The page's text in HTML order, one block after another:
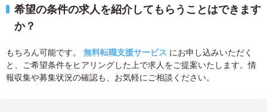
希望の条件の求人を紹介してもらうことはできます
か？
もちろん可能です。 無料転職支援サービス にお申し込みいただく
と、ご希望条件をヒアリングした上で求人をご提案いたします。情
報収集や募集状況の確認も、お気軽にご相談ください。